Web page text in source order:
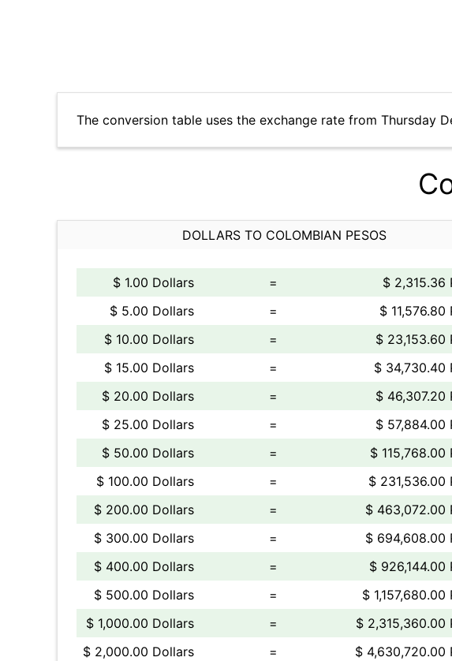
The conversion table uses the exchange rate from Thursday
DOLLARS TO COLOMBIAN PESOS
$ 1.00 Dollars =
$ 2,315.36
$ 5.00 Dollars
=
$ 11,576.80
$ 10.00 Dollars
=
$ 23,153.60
$ 15.00 Dollars
=
$ 34,730.40
$ 20.00 Dollars
=
$ 46,307.20
$ 25.00 Dollars
=
$ 57,884.00
$ 50.00 Dollars
=
$ 115,768.00
$ 100.00 Dollars
=
$ 231,536.00
$ 200.00 Dollars
=
$ 463,072.00
$ 300.00 Dollars
=
$ 694,608.00
$ 400.00 Dollars
=
$ 926,144.00
$ 500.00 Dollars
=
$ 1,157,680.00
$ 1,000.00 Dollars
=
$ 2,315,360.00
$ 2,000.00 Dollars
= $ 4,630,720.00